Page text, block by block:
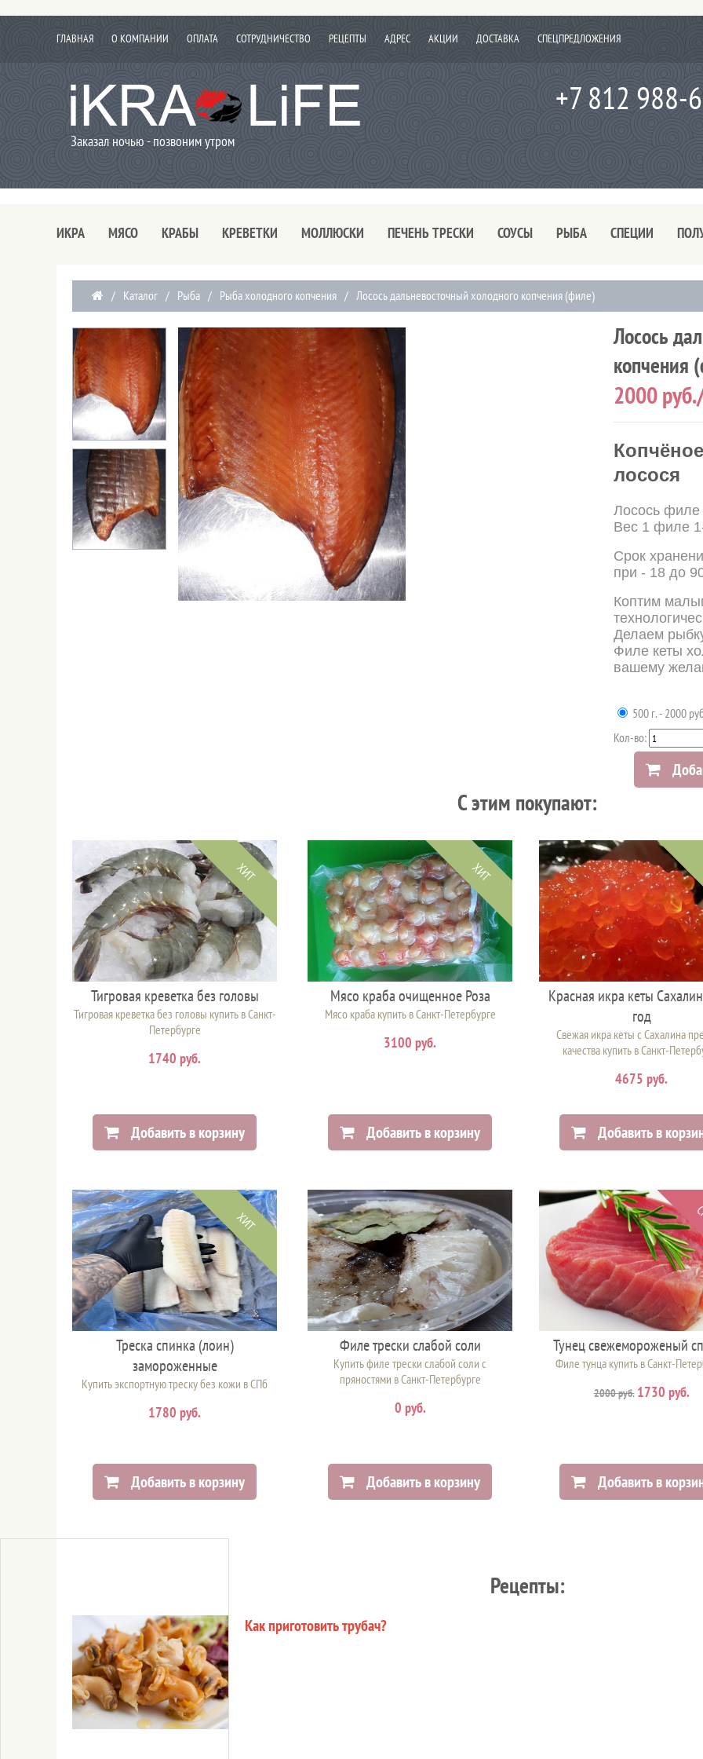
ГЛАВНАЯ О КОМПАНИИ ОПЛАТА СОТРУДНИЧЕСТВО РЕЦЕПТЫ АДРЕС АКЦИИ ДОСТАВКА СПЕЦПРЕДЛОЖЕНИЯ
Заказал ночью - позвоним утром
+7 812 988-
ИКРА МЯСО КРАБЫ КРЕВЕТКИ МОЛЛЮСКИ ПЕЧЕНЬ ТРЕСКИ СОУСЫ РЫБА СПЕЦИИ
/ Каталог / Рыба / Рыба холодного копчения / Лосось дальневосточный холодного копчения (филе)
Лосось
копчения
2000
лосося
Лосось филе
Вес 1 филе
Срок
при - 18 до
Коптим
Делаем
Филе кеты
вашему
500 г. - 2000
Кол-во:
C этим покупают:
ХИТ
Тигровая креветка без головы
Тигровая креветка без головы купить в Санкт-
Петербурге
1740 руб.
Добавить в корзину
ХИТ
Мясо краба очищенное Роза
Мясо краба купить в Санкт-Петербурге
3100 руб.
Добавить в корзину
Красная икра кеты
год
Свежая икра кеты с Сахалина
качества купить в Санкт-
4675 руб.
Добавить в
ХИТ
Треска спинка (лоин)
замороженные
Купить экспортную треску без кожи в СПб
1780 руб.
Добавить в корзину
Филе трески слабой соли
Купить филе трески слабой соли с
пряностями в Санкт-Петербурге
0 руб.
Добавить в корзину
Тунец свежемороженый
Филе тунца купить в Санкт-
2000 руб. 1730 руб.
Добавить в
Рецепты:
Как приготовить трубач?